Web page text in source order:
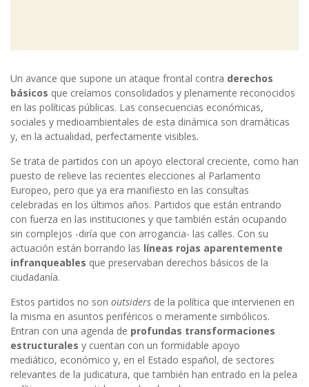
Un avance que supone un ataque frontal contra derechos
básicos que creíamos consolidados y plenamente reconocidos
en las políticas públicas. Las consecuencias económicas,
sociales y medioambientales de esta dinámica son dramáticas
y, en la actualidad, perfectamente visibles.
Se trata de partidos con un apoyo electoral creciente, como han
puesto de relieve las recientes elecciones al Parlamento
Europeo, pero que ya era manifiesto en las consultas
celebradas en los últimos años. Partidos que están entrando
con fuerza en las instituciones y que también están ocupando
sin complejos -diría que con arrogancia- las calles. Con su
actuación están borrando las líneas rojas aparentemente
infranqueables que preservaban derechos básicos de la
ciudadanía.
Estos partidos no son outsiders de la política que intervienen en
la misma en asuntos periféricos o meramente simbólicos.
Entran con una agenda de profundas transformaciones
estructurales y cuentan con un formidable apoyo
mediático, económico y, en el Estado español, de sectores
relevantes de la judicatura, que también han entrado en la pelea